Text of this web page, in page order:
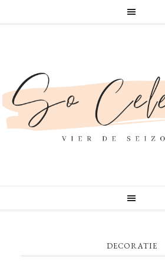
DECORATIE